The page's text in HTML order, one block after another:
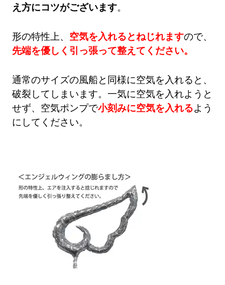
え方にコツがございます。
形の特性上、 空気を入れるとねじれますので、
先端を優しく引っ張って整えてください。
通常のサイズの風船と同様に空気を入れると、
破裂してしまいます。一気に空気を入れようと
せず、空気ポンプで小刻みに空気を入れるよう
にしてください。